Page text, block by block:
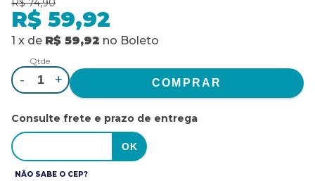
R$ 59,92
1 x de R$ 59,92 no Boleto
Qtde.
- +
Consulte frete e prazo de entrega
NÃO SABE O CEP?